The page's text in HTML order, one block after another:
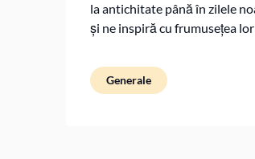
la antichitate până în zilele
și ne inspiră cu frumusețea
Generale